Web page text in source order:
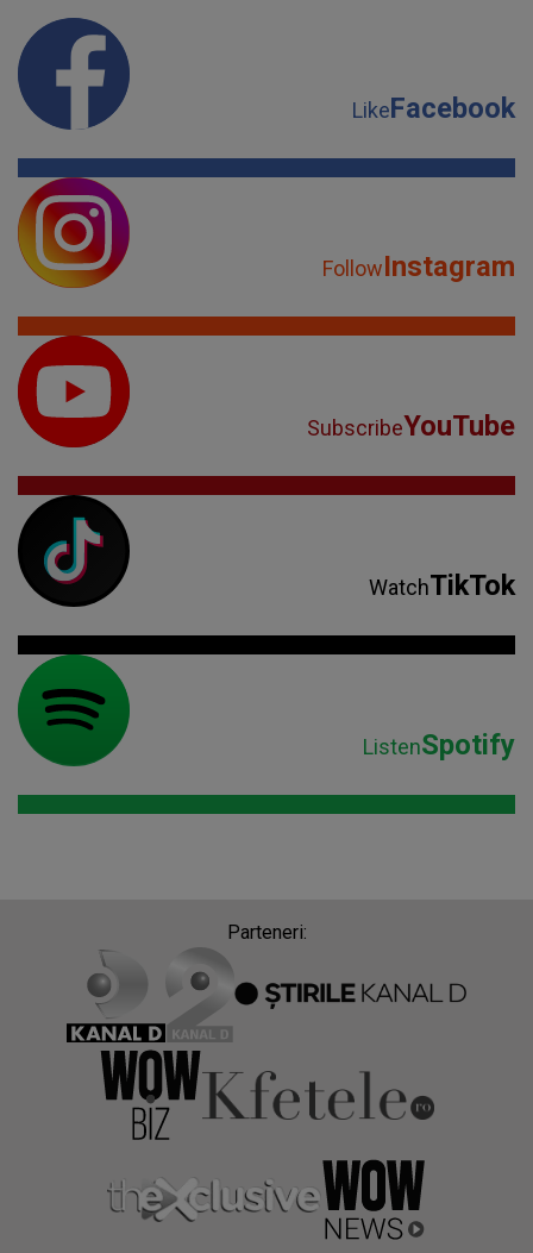
LikeFacebook
FollowInstagram
SubscribeYouTube
WatchTikTok
ListenSpotify
Parteneri: